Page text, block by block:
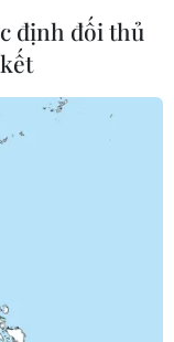
liều
định đối thủ